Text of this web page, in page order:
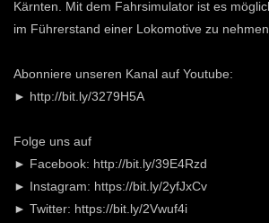
Kärnten. Mit dem Fahrsimulator ist es
im Führerstand einer Lokomotive zu nehmen.
Abonniere unseren Kanal auf Youtube:
► http://bit.ly/3279H5A
Folge uns auf
► Facebook: http://bit.ly/39E4Rzd
► Instagram: https://bit.ly/2yfJxCv
► Twitter: https://bit.ly/2Vwuf4i